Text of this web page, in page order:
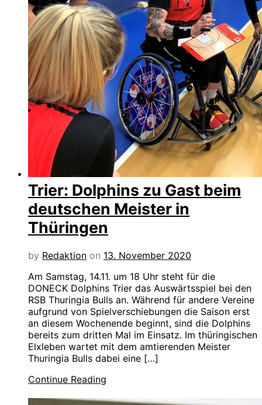
Trier: Dolphins zu Gast beim
deutschen Meister in
Thüringen
by Redaktion on 13. November 2020
Am Samstag, 14.11. um 18 Uhr steht für die
DONECK Dolphins Trier das Auswärtsspiel bei den
RSB Thuringia Bulls an. Während für andere Vereine
aufgrund von Spielverschiebungen die Saison erst
an diesem Wochenende beginnt, sind die Dolphins
bereits zum dritten Mal im Einsatz. Im thüringischen
Elxleben wartet mit dem amtierenden Meister
Thuringia Bulls dabei eine […]
Continue Reading